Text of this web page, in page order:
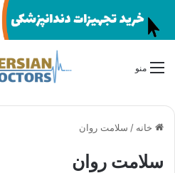
منو
خانه / سلامت روان
سلامت روان